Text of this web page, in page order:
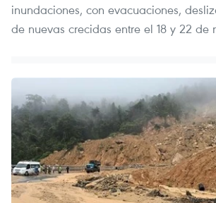
inundaciones, con evacuaciones,
de nuevas crecidas entre el 18 y 22 de